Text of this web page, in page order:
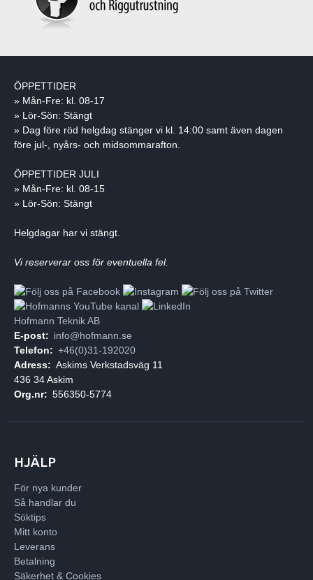
ÖPPETTIDER
» Mån-Fre: kl. 08-17
» Lör-Sön: Stängt
» Dag före röd helgdag stänger vi kl. 14:00 samt även dagen
före jul-, nyårs- och midsommarafton.
ÖPPETTIDER JULI
» Mån-Fre: kl. 08-15
» Lör-Sön: Stängt
Helgdagar har vi stängt.
Vi reserverar oss för eventuella fel.
Hofmann Teknik AB
E-post: info@hofmann.se
Telefon: +46(0)31-192020
Adress: Askims Verkstadsväg 11
436 34 Askim
Org.nr: 556350-5774
HJÄLP
För nya kunder
Så handlar du
Söktips
Mitt konto
Leverans
Betalning
Säkerhet & Cookies